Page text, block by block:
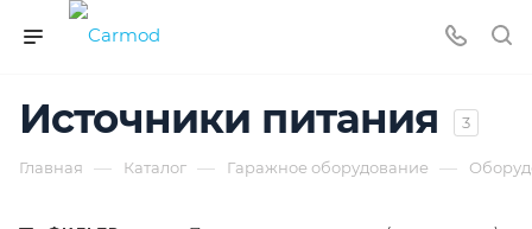
Источники питания 3
Главная — Каталог — Гаражное оборудование —